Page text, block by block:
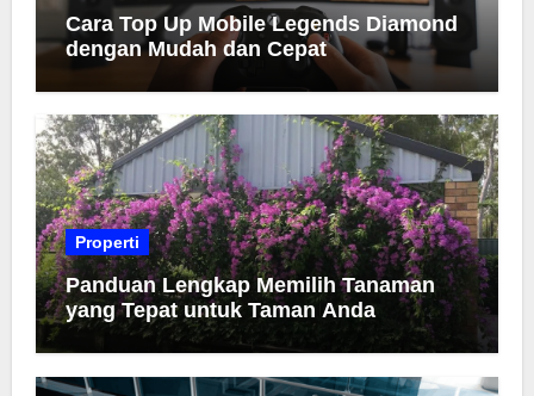
Cara Top Up Mobile Legends Diamond
dengan Mudah dan Cepat
Properti
Panduan Lengkap Memilih Tanaman
yang Tepat untuk Taman Anda